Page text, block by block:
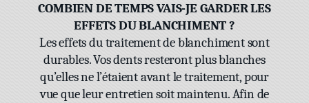
COMBIEN DE TEMPS VAIS-JE GARDER LES
EFFETS DU BLANCHIMENT ?
Les effets du traitement de blanchiment sont
durables. Vos dents resteront plus blanches
qu’elles ne l’étaient avant le traitement, pour
vue que leur entretien soit maintenu. Afin de